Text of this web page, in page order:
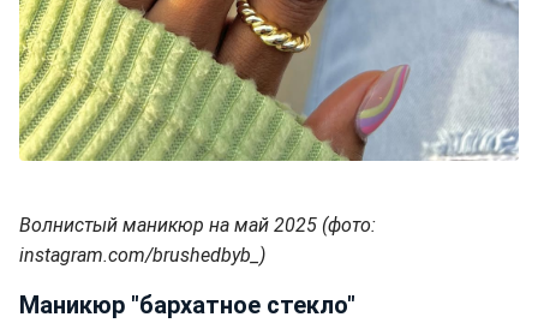
Волнистый маникюр на май 2025 (фото:
instagram.com/brushedbyb_)
Маникюр "бархатное стекло"